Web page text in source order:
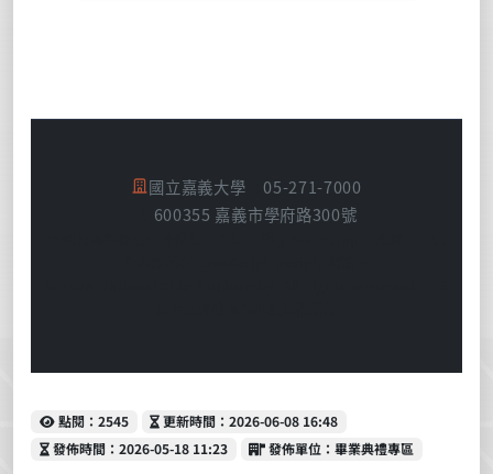
國立嘉義大學
05-271-7000
600355 嘉義市學府路300號
點閱
點閱：2545 更新時間
更新時間：2026-06-08 16:48
發佈時間
發佈時間：2026-05-18 11:23 發佈單位
發佈單位：畢業典禮專區